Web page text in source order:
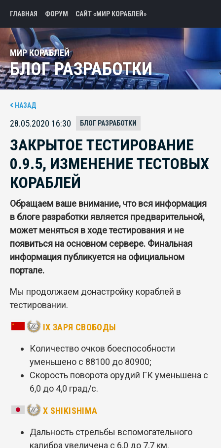
ГЛАВНАЯ ФОРУМ САЙТ «МИР КОРАБЛЕЙ»
МИР КОРАБЛЕЙ
БЛОГ РАЗРАБОТКИ
НАЗАД
28.05.2020 16:30 БЛОГ РАЗРАБОТКИ
ЗАКРЫТОЕ ТЕСТИРОВАНИЕ
0.9.5, ИЗМЕНЕНИЕ ТЕСТОВЫХ
КОРАБЛЕЙ
Обращаем ваше внимание, что вся информация
в блоге разработки является предварительной,
может меняться в ходе тестирования и не
появиться на основном сервере. Финальная
информация публикуется на официальном
портале.
Мы продолжаем донастройку кораблей в
тестировании.
IX ЗАРЯ СВОБОДЫ
Количество очков боеспособности
уменьшено с 88100 до 80900;
Скорость поворота орудий ГК уменьшена с
6,0 до 4,0 град/с.
X SHIKISHIMA
Дальность стрельбы вспомогательного
калибра увеличена с 6,0 до 7,7 км.